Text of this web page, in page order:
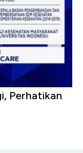
Perhatikan